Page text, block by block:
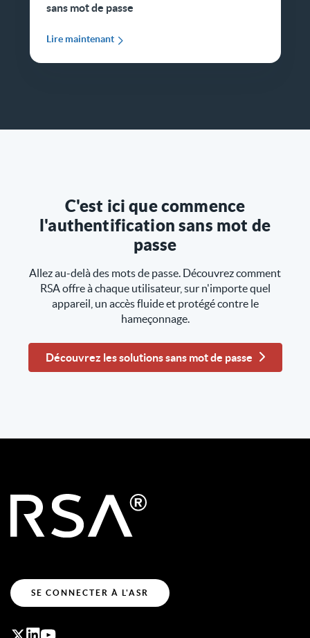
sans mot de passe
Lire maintenant
C'est ici que commence
l'authentification sans mot de
passe
Allez au-delà des mots de passe. Découvrez comment
RSA offre à chaque utilisateur, sur n'importe quel
appareil, un accès fluide et protégé contre le
hameçonnage.
Découvrez les solutions sans mot de passe
SE CONNECTER À L'ASR